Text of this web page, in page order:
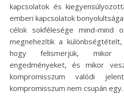
kapcsolatok és
emberi kapcsolatok
célok sokfélesége mind-mind
megnehezítik a
hogy felismerjük, mikor
engedményeket, és mikor
kompromisszum valódi
kompromisszum nem csupán